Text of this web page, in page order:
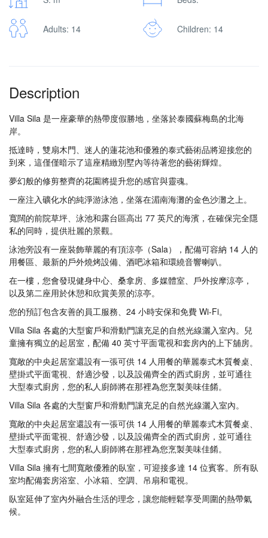
Adults: 14 Children: 14
Description
Villa Sila 是一座豪華的熱帶度假勝地，坐落於泰國蘇梅島的北海
岸。
抵達時，雙扇木門、迷人的蓮花池和優雅的泰式藝術品將迎接您的
到來，這僅僅暗示了這座精緻別墅內等待著您的藝術輝煌。
夢幻般的修剪整齊的花園將提升您的感官與靈魂。
一座注入礦化水的純淨游泳池，坐落在湄南海灘的金色沙灘之上。
寬闊的前院草坪、泳池和露台區高出 77 英尺的海濱，在確保完全隱
私的同時，提供壯麗的景觀。
泳池旁設有一座裝飾華麗的有頂涼亭（Sala），配備可容納 14 人的
用餐區、最新的戶外燒烤設備、酒吧冰箱和環繞音響喇叭。
在一樓，您會發現健身中心、桑拿房、多媒體室、戶外按摩涼亭，
以及第二座用於休憩和欣賞美景的涼亭。
您的預訂包含友善的員工服務、24 小時安保和免費 Wi-Fi。
Villa Sila 各處的大型窗戶和滑動門讓充足的自然光線灑入室內。兒
童擁有獨立的起居室，配備 40 英寸平面電視和套房內的上下舖房。
寬敞的中央起居室還設有一張可供 14 人用餐的華麗泰式木質餐桌、
壁掛式平面電視、舒適沙發，以及設備齊全的西式廚房，並可通往
大型泰式廚房，您的私人廚師將在那裡為您烹製美味佳餚。
Villa Sila 各處的大型窗戶和滑動門讓充足的自然光線灑入室內。
寬敞的中央起居室還設有一張可供 14 人用餐的華麗泰式木質餐桌、
壁掛式平面電視、舒適沙發，以及設備齊全的西式廚房，並可通往
大型泰式廚房，您的私人廚師將在那裡為您烹製美味佳餚。
Villa Sila 擁有七間寬敞優雅的臥室，可迎接多達 14 位賓客。所有臥
室均配備套房浴室、小冰箱、空調、吊扇和電視。
臥室延伸了室內外融合生活的理念，讓您能輕鬆享受周圍的熱帶氣
候。